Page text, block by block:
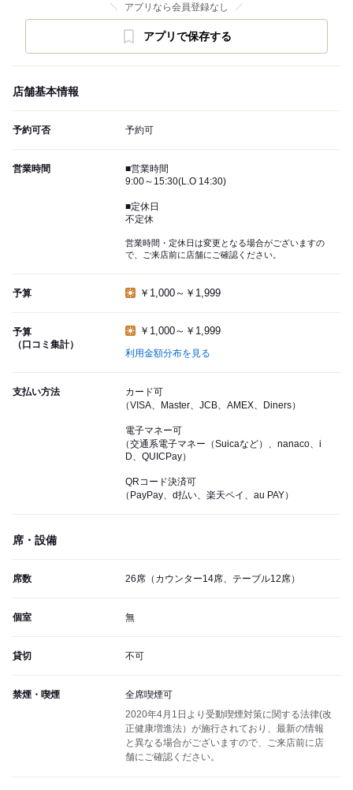
アプリなら会員登録なし
アプリで保存する
店舗基本情報
予約可否 予約可
営業時間
■営業時間
9:00～15:30(L.O 14:30)
■定休日
不定休
営業時間・定休日は変更となる場合がございますの
で、ご来店前に店舗にご確認ください。
予算 ￥1,000～￥1,999
予算
（口コミ集計）
￥1,000～￥1,999
利用金額分布を見る
支払い方法
カード可
（VISA、Master、JCB、AMEX、Diners）
電子マネー可
（交通系電子マネー（Suicaなど）、nanaco、i
D、QUICPay）
QRコード決済可
（PayPay、d払い、楽天ペイ、au PAY）
席・設備
席数 26席（カウンター14席、テーブル12席）
個室 無
貸切 不可
禁煙・喫煙
全席喫煙可
2020年4月1日より受動喫煙対策に関する法律(改
正健康増進法）が施行されており、最新の情報
と異なる場合がございますので、ご来店前に店
舗にご確認ください。